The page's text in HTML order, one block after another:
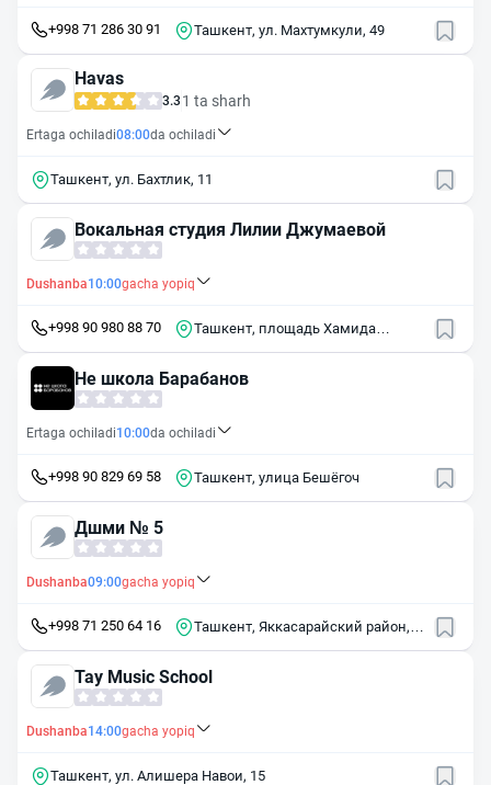
+998 71 286 30 91 Ташкент, ул. Махтумкули, 49
Havas
3.3 1 ta sharh
Ertaga ochiladi08:00da ochiladi
Ташкент, ул. Бахтлик, 11
Вокальная студия Лилии Джумаевой
Dushanba10:00gacha yopiq
+998 90 980 88 70
Ташкент, площадь Хамида
Не школа Барабанов
Ertaga ochiladi10:00da ochiladi
+998 90 829 69 58 Ташкент, улица Бешёгоч
Дшми № 5
Dushanba09:00gacha yopiq
+998 71 250 64 16
Ташкент, Яккасарайский район,
Tay Music School
Dushanba14:00gacha yopiq
Ташкент, ул. Алишера Навои, 15